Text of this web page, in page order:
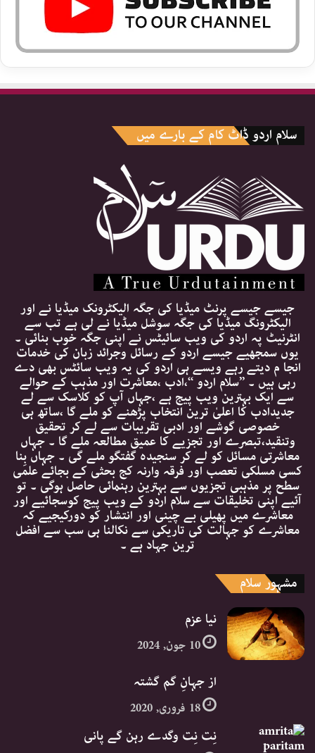
سلام اردو ڈاٹ کام کے بارے میں
جیسے جیسے پرنٹ میڈیا کی جگہ الیکٹرونک میڈیا نے اور
الیکٹرونگ میڈیا کی جگہ سوشل میڈیا نے لی ہے تب سے
انٹرنیٹ پہ اردو کی ویب سائیٹس نے اپنی جگہ خوب بنائی ۔
یوں سمجھیے جیسے اردو کے رسائل وجرائد زبان کی خدمات
انجا م دیتے رہے ویسے ہی اردو کی یہ ویب سائٹس بھی دے
رہی ہیں ۔ ’’سلام اردو ‘‘،ادب ،معاشرت اور مذہب کے حوالے
سے ایک بہترین ویب پیج ہے ،جہاں آپ کو کلاسک سے لے
جدیدادب کا اعلیٰ ترین انتخاب پڑھنے کو ملے گا ،ساتھ ہی
خصوصی گوشے اور ادبی تقریبات سے لے کر تحقیق
وتنقید،تبصرے اور تجزیے کا عمیق مطالعہ ملے گا ۔ جہاں
معاشرتی مسائل کو لے کر سنجیدہ گفتگو ملے گی ۔ جہاں بِنا
کسی مسلکی تعصب اور فرقہ وارنہ کج بحثی کے بجائے علمی
سطح پر مذہبی تجزیوں سے بہترین رہنمائی حاصل ہوگی ۔ تو
آئیے اپنی تخلیقات سے سلام اردو کے ویب پیج کوسجائیے اور
معاشرے میں پھیلی بے چینی اور انتشار کو دورکیجیے کہ
معاشرے کو جہالت کی تاریکی سے نکالنا ہی سب سے افضل
ترین جہاد ہے ۔
مشہور سلام
نیا عزم
10 جون, 2024
از جہانِ گم گشتہ
18 فروری, 2020
نِت نِت وگدے رہن گے پانی